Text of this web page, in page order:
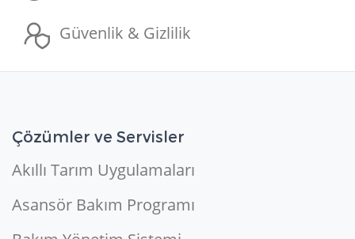
Güvenlik & Gizlilik
Çözümler ve Servisler
Akıllı Tarım Uygulamaları
Asansör Bakım Programı